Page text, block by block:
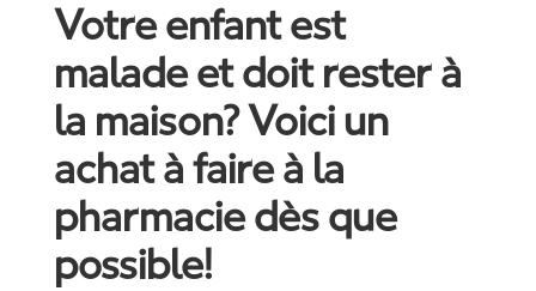
Votre enfant est
malade et doit rester à
la maison? Voici un
achat à faire à la
pharmacie dès que
possible!